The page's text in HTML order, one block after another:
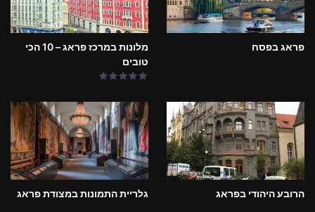
פראג בפסח
מלונות במרכז פראג – 10 הכי
טובים
הרובע היהודי בפראג גלריית התמונות במצודת פראג